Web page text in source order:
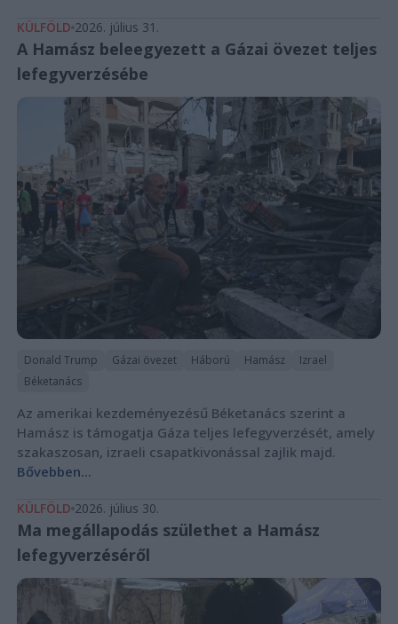
KÜLFÖLD 2026. július 31.
A Hamász beleegyezett a Gázai övezet teljes
lefegyverzésébe
Donald Trump Gázai övezet Háború Hamász
Izrael
Béketanács
Az amerikai kezdeményezésű Béketanács szerint a
Hamász is támogatja Gáza teljes lefegyverzését, amely
szakaszosan, izraeli csapatkivonással zajlik majd.
Bővebben...
KÜLFÖLD 2026. július 30.
Ma megállapodás születhet a Hamász
lefegyverzéséről